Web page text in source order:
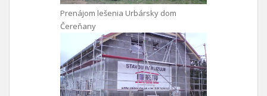
Prenájom lešenia Urbársky dom
Čereňany